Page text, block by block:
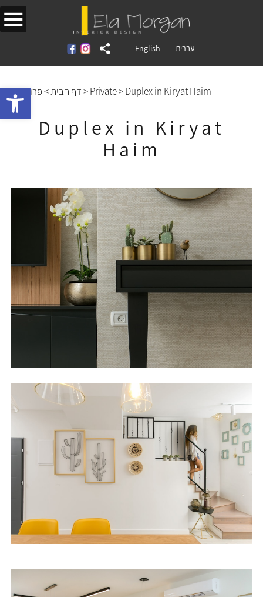
English עברית
דף הבית>פרויקטים >Private>Duplex in Kiryat Haim
Duplex in Kiryat
Haim
Open toolbar